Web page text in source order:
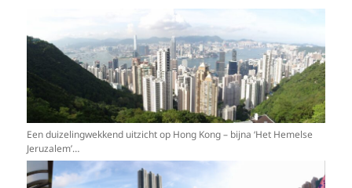
Een duizelingwekkend uitzicht op Hong Kong – bijna ‘Het Hemelse
Jeruzalem’…